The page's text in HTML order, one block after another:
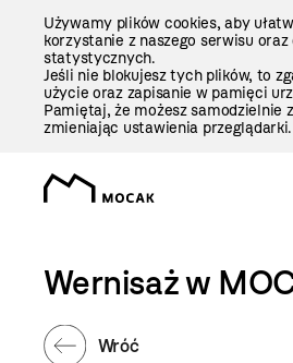
Używamy plików cookies, aby
korzystanie z naszego serwisu oraz
statystycznych.
Jeśli nie blokujesz tych plików, to
użycie oraz zapisanie w pamięci
Pamiętaj, że możesz samodzielnie
zmieniając ustawienia przeglądarki.
Wernisaż w
Wróć